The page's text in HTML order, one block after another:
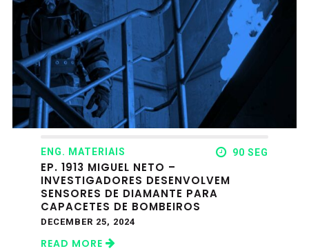
ENG. MATERIAIS 90 SEG
EP. 1913 MIGUEL NETO –
INVESTIGADORES DESENVOLVEM
SENSORES DE DIAMANTE PARA
CAPACETES DE BOMBEIROS
DECEMBER 25, 2024
READ MORE